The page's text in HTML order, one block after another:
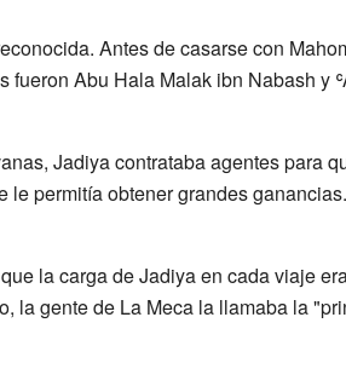
Antes de casarse con
fueron Abu Hala Malak ibn Nabash y
Jadiya contrataba agentes para
permitía obtener grandes
la carga de Jadiya en cada viaje
la gente de La Meca la llamaba la